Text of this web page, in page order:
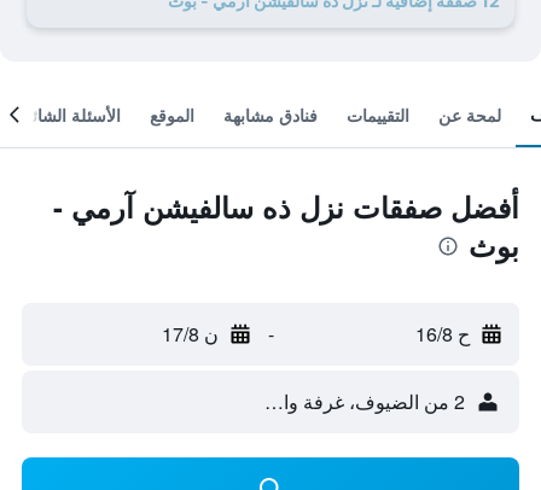
لمحة عن التقييمات فنادق مشابهة الموقع الأسئلة الشائعة
أفضل صفقات نزل ذه سالفيشن آرمي -
بوث
ح 16/8 - ن 17/8
2 من الضيوف، غرفة واحدة